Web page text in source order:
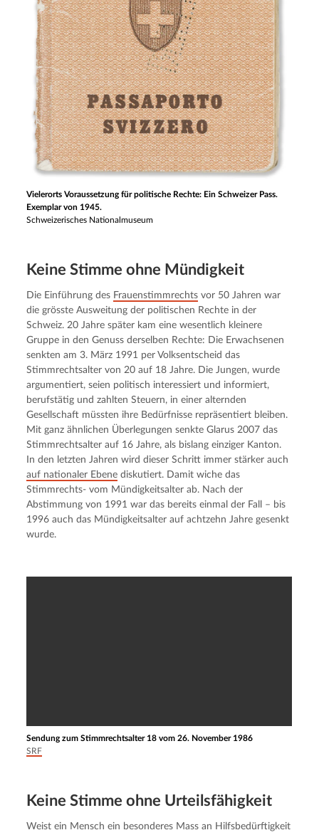
Vielerorts Voraussetzung für politische Rechte: Ein Schweizer Pass.
Exemplar von 1945.
Schweizerisches Nationalmuseum
Keine Stimme ohne Mündigkeit
Die Einführung des Frauenstimmrechts vor 50 Jahren war
die grösste Ausweitung der politischen Rechte in der
Schweiz. 20 Jahre später kam eine wesentlich kleinere
Gruppe in den Genuss derselben Rechte: Die Erwachsenen
senkten am 3. März 1991 per Volksentscheid das
Stimmrechtsalter von 20 auf 18 Jahre. Die Jungen, wurde
argumentiert, seien politisch interessiert und informiert,
berufstätig und zahlten Steuern, in einer alternden
Gesellschaft müssten ihre Bedürfnisse repräsentiert bleiben.
Mit ganz ähnlichen Überlegungen senkte Glarus 2007 das
Stimmrechtsalter auf 16 Jahre, als bislang einziger Kanton.
auf nationaler Ebene diskutiert. Damit wiche das
Stimmrechts- vom Mündigkeitsalter ab. Nach der
Abstimmung von 1991 war das bereits einmal der Fall – bis
1996 auch das Mündigkeitsalter auf achtzehn Jahre gesenkt
wurde.
Sendung zum Stimmrechtsalter 18 vom 26. November 1986
SRF
Keine Stimme ohne Urteilsfähigkeit
Weist ein Mensch ein besonderes Mass an Hilfsbedürftigkeit